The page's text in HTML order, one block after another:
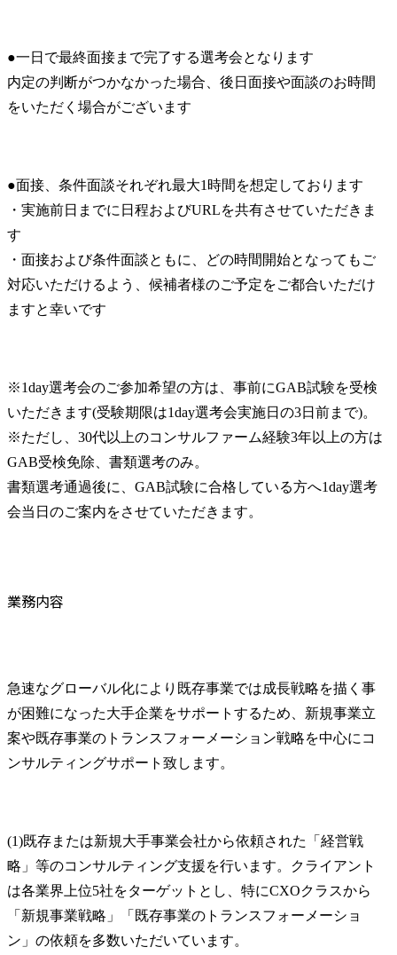
●一日で最終面接まで完了する選考会となります
内定の判断がつかなかった場合、後日面接や面談のお時間
をいただく場合がございます
●面接、条件面談それぞれ最大1時間を想定しております
・実施前日までに日程およびURLを共有させていただきま
す
・面接および条件面談ともに、どの時間開始となってもご
対応いただけるよう、候補者様のご予定をご都合いただけ
ますと幸いです
※1day選考会のご参加希望の方は、事前にGAB試験を受検
いただきます(受験期限は1day選考会実施日の3日前まで)。
※ただし、30代以上のコンサルファーム経験3年以上の方は
GAB受検免除、書類選考のみ。
書類選考通過後に、GAB試験に合格している方へ1day選考
会当日のご案内をさせていただきます。
業務内容
急速なグローバル化により既存事業では成長戦略を描く事
が困難になった大手企業をサポートするため、新規事業立
案や既存事業のトランスフォーメーション戦略を中心にコ
ンサルティングサポート致します。
(1)既存または新規大手事業会社から依頼された「経営戦
略」等のコンサルティング支援を行います。クライアント
は各業界上位5社をターゲットとし、特にCXOクラスから
「新規事業戦略」「既存事業のトランスフォーメーショ
ン」の依頼を多数いただいています。